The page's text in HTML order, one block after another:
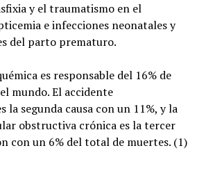
y el traumatismo en el
e infecciones neonatales y
del parto prematuro.
es responsable del 16% de
mundo. El accidente
la segunda causa con un 11%, y la
obstructiva crónica es la tercer
con un 6% del total de muertes. (1)